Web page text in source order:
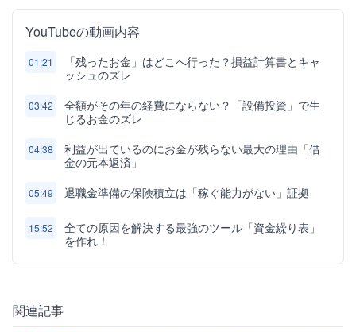
YouTubeの動画内容
01:21
「残ったお金」はどこへ行った？損益計算書とキャ
ッシュのズレ
03:42
全額がその年の経費にならない？「設備投資」で生
じるお金のズレ
04:38
利益が出ているのにお金が残らない最大の理由「借
金の元本返済」
05:49 退職金準備の保険積立は「稼ぐ能力がない」証拠
15:52
全ての原因を解決する最強のツール「資金繰り表」
を作れ！
関連記事